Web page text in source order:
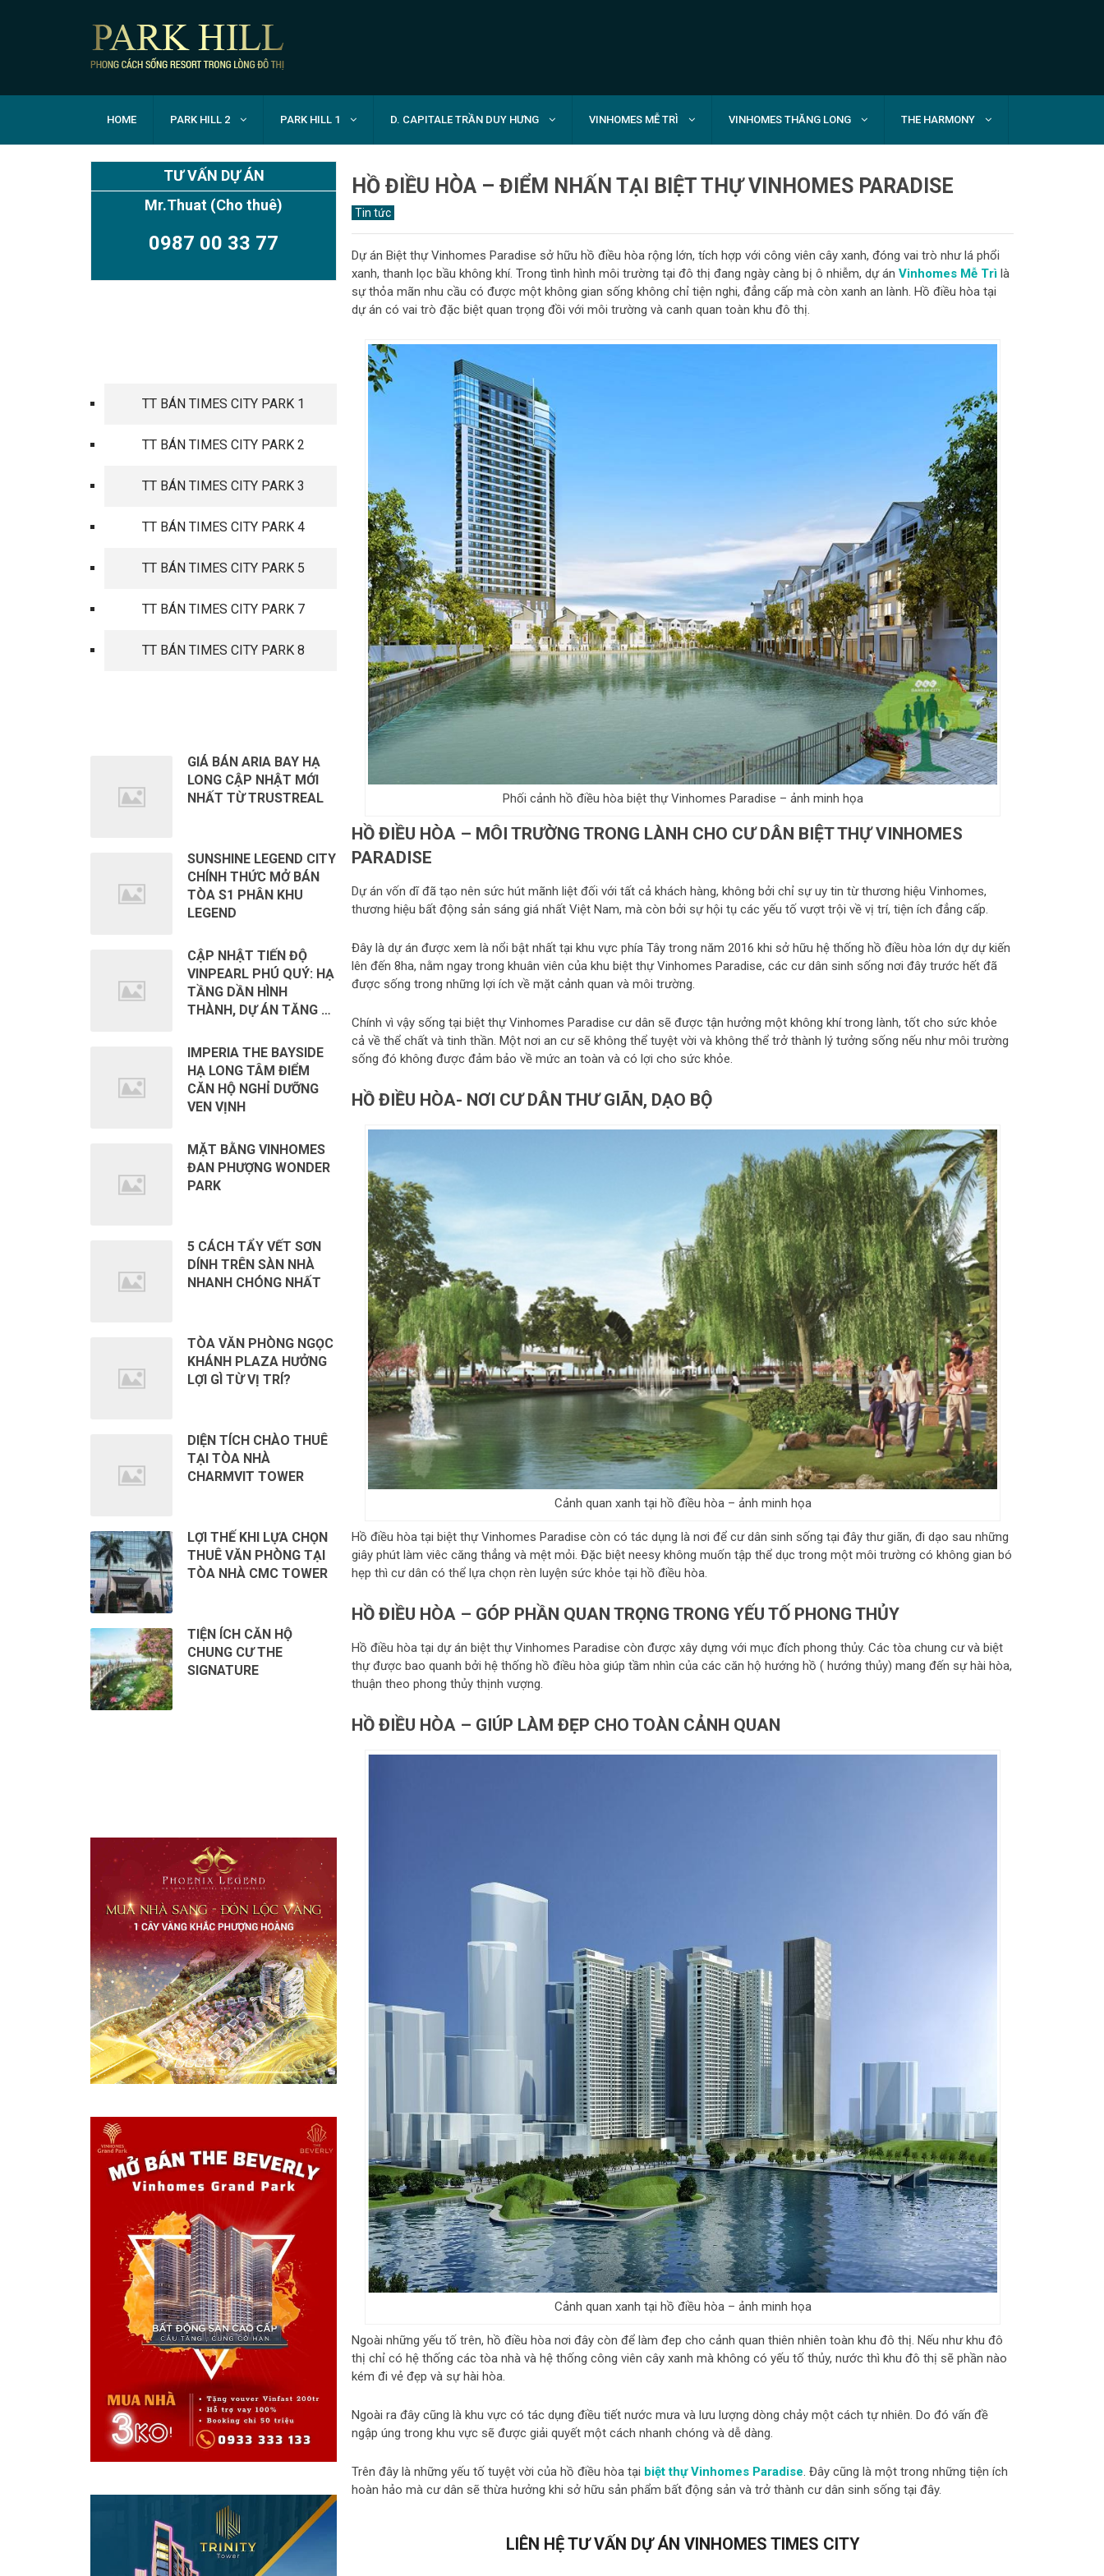
HOME PARK HILL 2 PARK HILL 1 D. CAPITALE TRẦN DUY HƯNG VINHOMES MỄ TRÌ VINHOMES THĂNG LONG THE HARMONY
HỒ ĐIỀU HÒA – ĐIỂM NHẤN TẠI BIỆT THỰ VINHOMES PARADISE
Tin tức
Dự án Biệt thự Vinhomes Paradise sở hữu hồ điều hòa rộng lớn, tích hợp với công viên cây xanh, đóng vai trò như lá phổi
xanh, thanh lọc bầu không khí. Trong tình hình môi trường tại đô thị đang ngày càng bị ô nhiễm, dự ánVinhomes Mễ Trì là
sự thỏa mãn nhu cầu có được một không gian sống không chỉ tiện nghi, đẳng cấp mà còn xanh an lành. Hồ điều hòa tại
dự án có vai trò đặc biệt quan trọng đồi với môi trường và canh quan toàn khu đô thị.
Phối cảnh hồ điều hòa biệt thự Vinhomes Paradise – ảnh minh họa
HỒ ĐIỀU HÒA – MÔI TRƯỜNG TRONG LÀNH CHO CƯ DÂN BIỆT THỰ VINHOMES
PARADISE
Dự án vốn dĩ đã tạo nên sức hút mãnh liệt đối với tất cả khách hàng, không bởi chỉ sự uy tin từ thương hiệu Vinhomes,
thương hiệu bất động sản sáng giá nhất Việt Nam, mà còn bởi sự hội tụ các yếu tố vượt trội về vị trí, tiện ích đẳng cấp.
Đây là dự án được xem là nổi bật nhất tại khu vực phía Tây trong năm 2016 khi sở hữu hệ thống hồ điều hòa lớn dự dự kiến
lên đến 8ha, nằm ngay trong khuân viên của khu biệt thự Vinhomes Paradise, các cư dân sinh sống nơi đây trước hết đã
được sống trong những lợi ích về mặt cảnh quan và môi trường.
Chính vì vậy sống tại biệt thự Vinhomes Paradise cư dân sẽ được tận hưởng một không khí trong lành, tốt cho sức khỏe
cả về thể chất và tinh thần. Một nơi an cư sẽ không thể tuyệt vời và không thể trở thành lý tưởng sống nếu như môi trường
sống đó không được đảm bảo về mức an toàn và có lợi cho sức khỏe.
HỒ ĐIỀU HÒA- NƠI CƯ DÂN THƯ GIÃN, DẠO BỘ
Cảnh quan xanh tại hồ điều hòa – ảnh minh họa
Hồ điều hòa tại biệt thự Vinhomes Paradise còn có tác dụng là nơi để cư dân sinh sống tại đây thư giãn, đi dạo sau những
giây phút làm viêc căng thẳng và mệt mỏi. Đặc biệt neesy không muốn tập thể dục trong một môi trường có không gian bó
hẹp thì cư dân có thể lựa chọn rèn luyện sức khỏe tại hồ điều hòa.
HỒ ĐIỀU HÒA – GÓP PHẦN QUAN TRỌNG TRONG YẾU TỐ PHONG THỦY
Hồ điều hòa tại dự án biệt thự Vinhomes Paradise còn được xây dựng với mục đích phong thủy. Các tòa chung cư và biệt
thự được bao quanh bởi hệ thống hồ điều hòa giúp tầm nhìn của các căn hộ hướng hồ ( hướng thủy) mang đến sự hài hòa,
thuận theo phong thủy thịnh vượng.
HỒ ĐIỀU HÒA – GIÚP LÀM ĐẸP CHO TOÀN CẢNH QUAN
Cảnh quan xanh tại hồ điều hòa – ảnh minh họa
Ngoài những yếu tố trên, hồ điều hòa nơi đây còn để làm đep cho cảnh quan thiên nhiên toàn khu đô thị. Nếu như khu đô
thị chỉ có hệ thống các tòa nhà và hệ thống công viên cây xanh mà không có yếu tố thủy, nước thì khu đô thị sẽ phần nào
kém đi vẻ đẹp và sự hài hòa.
Ngoài ra đây cũng là khu vực có tác dụng điều tiết nước mưa và lưu lượng dòng chảy một cách tự nhiên. Do đó vấn đề
ngập úng trong khu vực sẽ được giải quyết một cách nhanh chóng và dễ dàng.
Trên đây là những yếu tố tuyệt vời của hồ điều hòa tại biệt thự Vinhomes Paradise. Đây cũng là một trong những tiện ích
hoàn hảo mà cư dân sẽ thừa hưởng khi sở hữu sản phẩm bất động sản và trở thành cư dân sinh sống tại đây.
LIÊN HỆ TƯ VẤN DỰ ÁN VINHOMES TIMES CITY
TƯ VẤN DỰ ÁN
Mr.Thuat (Cho thuê)
0987 00 33 77
TT BÁN TIMES CITY PARK 1
TT BÁN TIMES CITY PARK 2
TT BÁN TIMES CITY PARK 3
TT BÁN TIMES CITY PARK 4
TT BÁN TIMES CITY PARK 5
TT BÁN TIMES CITY PARK 7
TT BÁN TIMES CITY PARK 8
GIÁ BÁN ARIA BAY HẠ
LONG CẬP NHẬT MỚI
NHẤT TỪ TRUSTREAL
SUNSHINE LEGEND CITY
CHÍNH THỨC MỞ BÁN
TÒA S1 PHÂN KHU
LEGEND
CẬP NHẬT TIẾN ĐỘ
VINPEARL PHÚ QUÝ: HẠ
TẦNG DẦN HÌNH
THÀNH, DỰ ÁN TĂNG …
IMPERIA THE BAYSIDE
HẠ LONG TÂM ĐIỂM
CĂN HỘ NGHỈ DƯỠNG
VEN VỊNH
MẶT BẰNG VINHOMES
ĐAN PHƯỢNG WONDER
PARK
5 CÁCH TẨY VẾT SƠN
DÍNH TRÊN SÀN NHÀ
NHANH CHÓNG NHẤT
TÒA VĂN PHÒNG NGỌC
KHÁNH PLAZA HƯỞNG
LỢI GÌ TỪ VỊ TRÍ?
DIỆN TÍCH CHÀO THUÊ
TẠI TÒA NHÀ
CHARMVIT TOWER
LỢI THẾ KHI LỰA CHỌN
THUÊ VĂN PHÒNG TẠI
TÒA NHÀ CMC TOWER
TIỆN ÍCH CĂN HỘ
CHUNG CƯ THE
SIGNATURE